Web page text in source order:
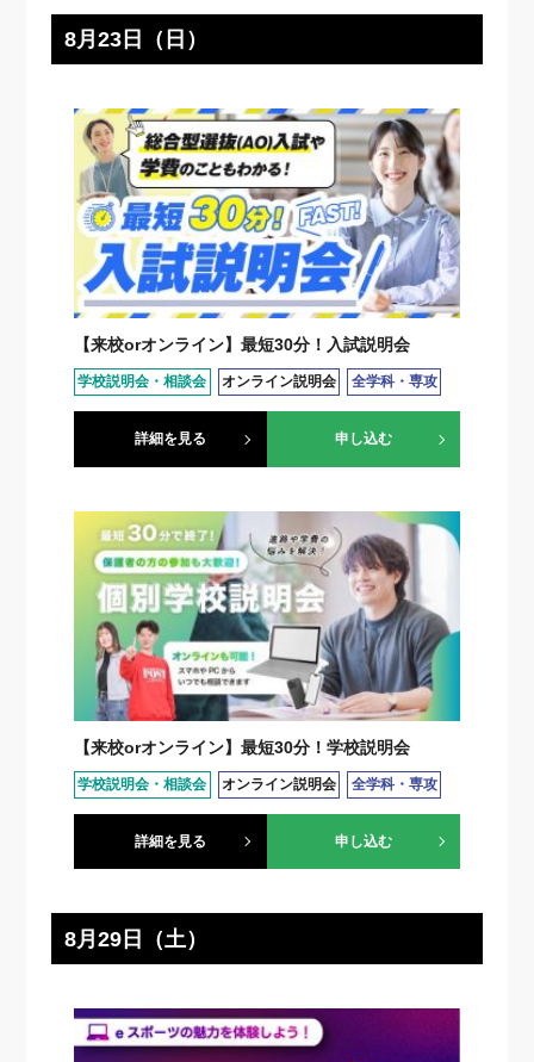
8月23日（日）
【来校orオンライン】最短30分！入試説明会
学校説明会・相談会 オンライン説明会 全学科・専攻
詳細を見る 申し込む
【来校orオンライン】最短30分！学校説明会
学校説明会・相談会 オンライン説明会 全学科・専攻
詳細を見る 申し込む
8月29日（土）